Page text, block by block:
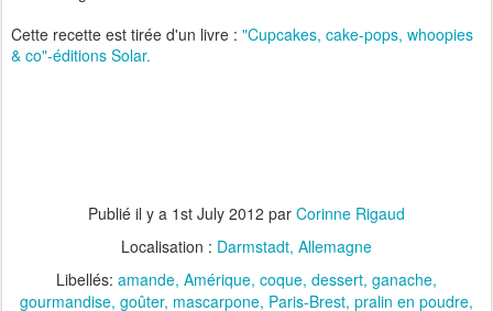
Cette recette est tirée d'un livre : "Cupcakes, cake-pops, whoopies
& co"-éditions Solar.
Publié il y a 1st July 2012 par Corinne Rigaud
Localisation : Darmstadt, Allemagne
Libellés: amande Amérique coque dessert ganache
gourmandise goûter mascarpone Paris-Brest pralin en poudre